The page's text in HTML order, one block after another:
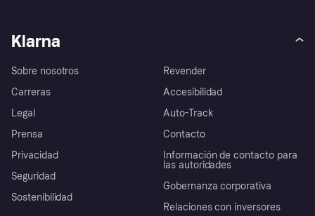
Klarna
Sobre nosotros
Carreras
Legal
Prensa
Privacidad
Seguridad
Sostenibilidad
Revender
Accesibilidad
Auto-Track
Contacto
Información de contacto para
las autoridades
Gobernanza corporativa
Relaciones con inversores